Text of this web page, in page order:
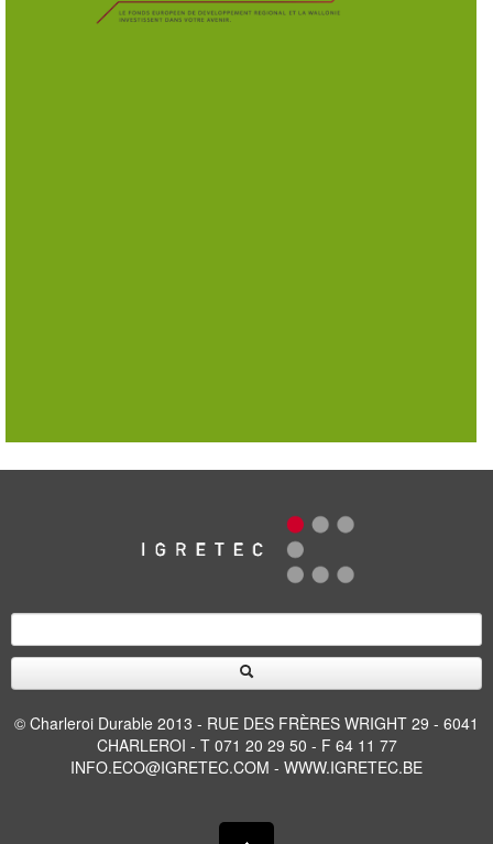
© Charleroi Durable 2013 - RUE DES FRÈRES WRIGHT 29 - 6041
CHARLEROI - T 071 20 29 50 - F 64 11 77
INFO.ECO@IGRETEC.COM - WWW.IGRETEC.BE